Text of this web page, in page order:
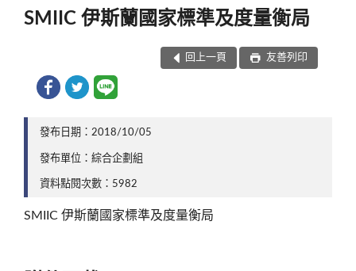
SMIIC 伊斯蘭國家標準及度量衡局
回上一頁 友善列印
發布日期：2018/10/05
發布單位：綜合企劃組
資料點閱次數：5982
SMIIC 伊斯蘭國家標準及度量衡局